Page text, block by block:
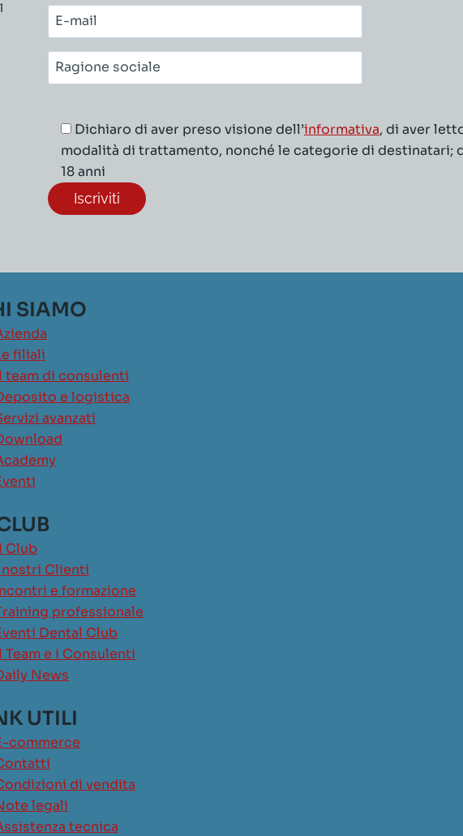
cognome*
E-
mail*
Ragione
sociale*
Dichiaro di aver preso visione dell’informativa, di aver
modalità di trattamento, nonché le categorie di destinatari;
18 anni
SIAMO
filiali
team di consulenti
e logistica
avanzati
Club
nostri Clienti
e formazione
professionale
Dental Club
Team e i Consulenti
News
UTILI
commerce
di vendita
legali
tecnica